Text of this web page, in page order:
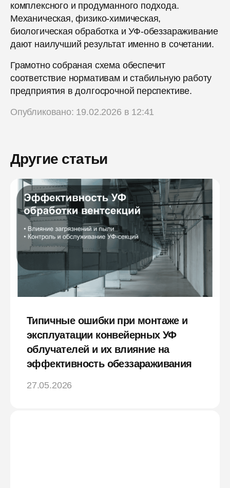
комплексного и продуманного подхода.
Механическая, физико-химическая,
биологическая обработка и УФ-обеззараживание
дают наилучший результат именно в сочетании.
Грамотно собраная схема обеспечит
соответствие нормативам и стабильную работу
предприятия в долгосрочной перспективе.
Опубликовано: 19.02.2026 в 12:41
Другие статьи
Типичные ошибки при монтаже и
эксплуатации конвейерных УФ
облучателей и их влияние на
эффективность обеззараживания
27.05.2026